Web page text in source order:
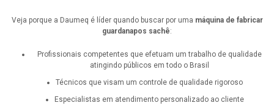
Veja porque a Daumeq é líder quando buscar por uma máquina de fabricar
guardanapos sachê:
profissionais competentes que efetuam um trabalho de qualidade
atingindo públicos em todo o Brasil
técnicos que visam um controle de qualidade rigoroso
especialistas em atendimento personalizado ao cliente